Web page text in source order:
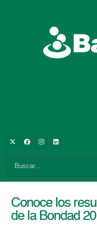
Conoce los
de la Bondad